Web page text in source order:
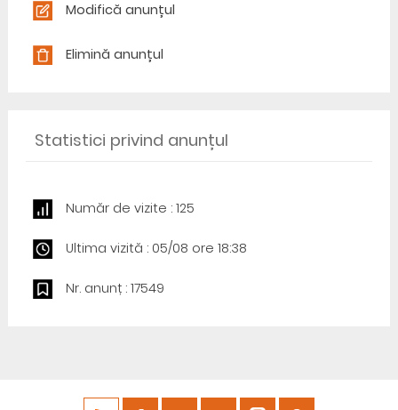
Modifică anunțul
Elimină anunțul
Statistici privind anunțul
Număr de vizite : 125
Ultima vizită : 05/08 ore 18:38
Nr. anunț : 17549